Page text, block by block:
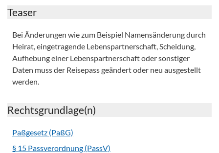
Teaser
Bei Änderungen wie zum Beispiel Namensänderung durch
Heirat, eingetragende Lebenspartnerschaft, Scheidung,
Aufhebung einer Lebenspartnerschaft oder sonstiger
Daten muss der Reisepass geändert oder neu ausgestellt
werden.
Rechtsgrundlage(n)
Paßgesetz (PaßG)
§ 15 Passverordnung (PassV)